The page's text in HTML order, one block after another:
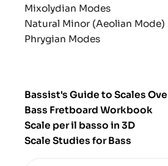
Mixolydian Modes
Natural Minor (Aeolian
Phrygian Modes
Bassist's Guide to Scales
Bass Fretboard Workbook
Scale per il basso in 3D
Scale Studies for Bass